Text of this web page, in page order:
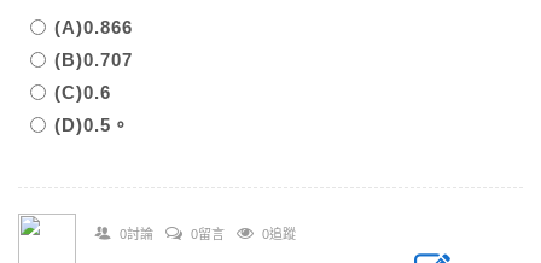
(A)0.866
(B)0.707
(C)0.6
(D)0.5。
0討論 0留言 0追蹤